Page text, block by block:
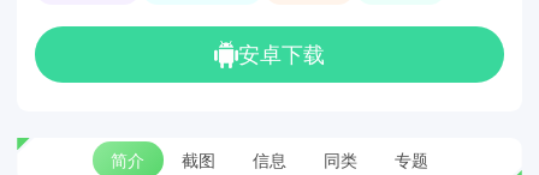
安卓下载
简介 截图 信息 同类 专题